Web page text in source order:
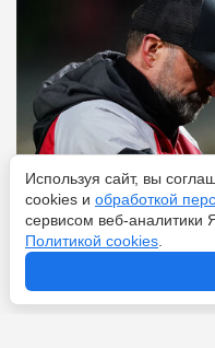
Используя сайт, вы
cookies и обработкой
сервисом веб-аналитики
Политикой cookies